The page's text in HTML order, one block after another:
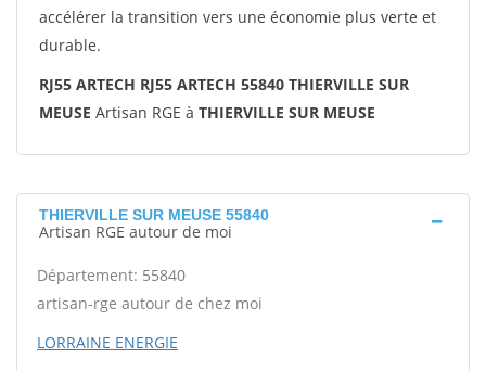
accélérer la transition vers une économie plus verte et
durable.
RJ55 ARTECH RJ55 ARTECH 55840 THIERVILLE SUR
MEUSE Artisan RGE à THIERVILLE SUR MEUSE
THIERVILLE SUR MEUSE 55840
Artisan RGE autour de moi
Département: 55840
artisan-rge autour de chez moi
LORRAINE ENERGIE